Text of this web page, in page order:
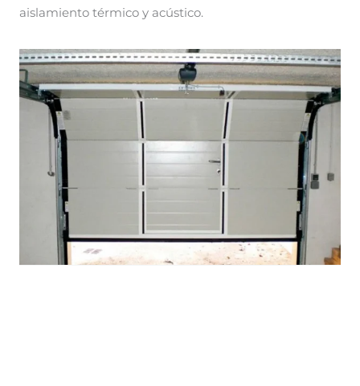
aislamiento térmico y acústico.